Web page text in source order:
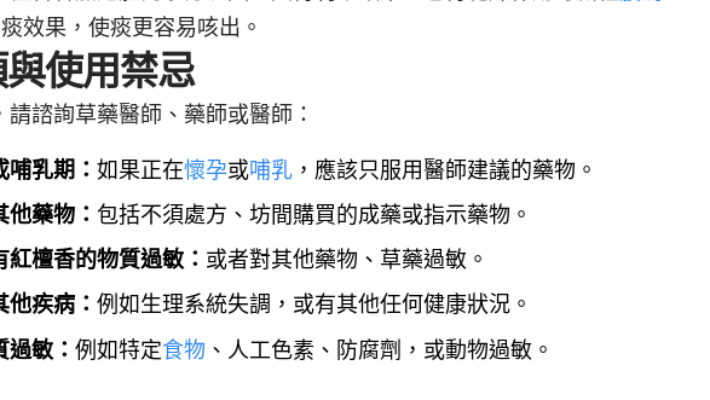
效果，使痰更容易咳出。
使用禁忌
諮詢草藥醫師、藥師或醫師：
乳期： 如果正在懷孕或哺乳 ，應該只服用醫師建議的藥物。
藥物： 包括不須處方、坊間購買的成藥或指示藥物。
紅檀香的物質過敏： 或者對其他藥物、草藥過敏。
疾病： 例如生理系統失調，或有其他任何健康狀況。
敏： 例如特定食物 、人工色素、防腐劑，或動物過敏。